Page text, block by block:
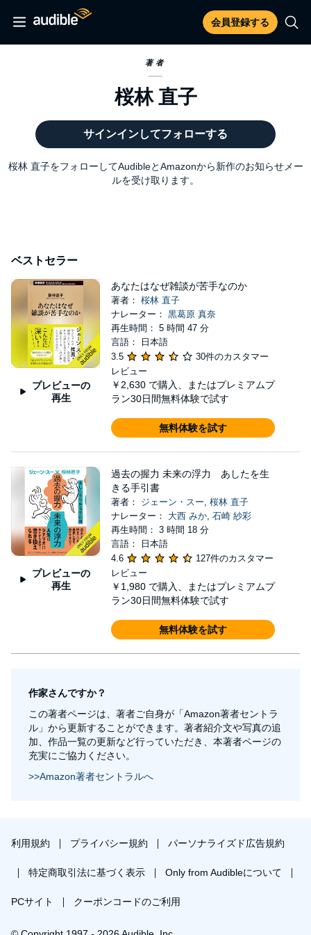
会員登録する
著者
桜林 直子
サインインしてフォローする
桜林 直子をフォローしてAudibleとAmazonから新作のお知らせメー
ルを受け取ります。
ベストセラー
プレビューの
再生
あなたはなぜ雑談が苦手なのか
著者： 桜林 直子
ナレーター： 黒葛原 真奈
再生時間： 5 時間 47 分
言語： 日本語
3.5
30件のカスタマー
レビュー
￥2,630 で購入、またはプレミアムプ
ラン30日間無料体験で試す
無料体験を試す
プレビューの
再生
過去の握力 未来の浮力 あしたを生
きる手引書
著者： ジェーン・スー, 桜林 直子
ナレーター： 大西 みか, 石崎 紗彩
再生時間： 3 時間 18 分
言語： 日本語
4.6
127件のカスタマー
レビュー
￥1,980 で購入、またはプレミアムプ
ラン30日間無料体験で試す
無料体験を試す
作家さんですか？
この著者ページは、著者ご自身が「Amazon著者セントラ
ル」から更新することができます。著者紹介文や写真の追
加、作品一覧の更新など行っていただき、本著者ページの
充実にご協力ください。
>>Amazon著者セントラルへ
利用規約 プライバシー規約 パーソナライズド広告規約
特定商取引法に基づく表示 Only from Audibleについて
PCサイト クーポンコードのご利用